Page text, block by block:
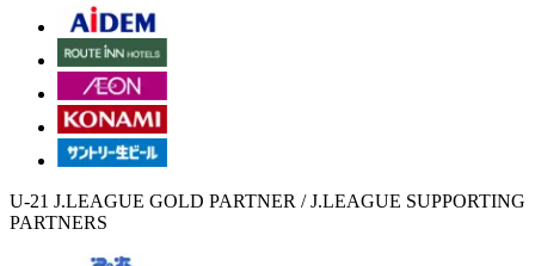
U-21 J.LEAGUE GOLD PARTNER / J.LEAGUE SUPPORTING
PARTNERS